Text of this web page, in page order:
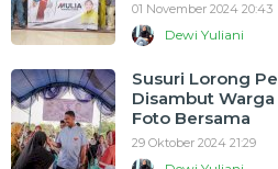
01 November 2024 20:43
Dewi Yuliani
Susuri Lorong
Disambut
Foto Bersama
29 Oktober 2024 21:29